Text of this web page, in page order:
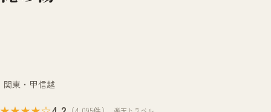
関東・甲信越
楽天トラベル